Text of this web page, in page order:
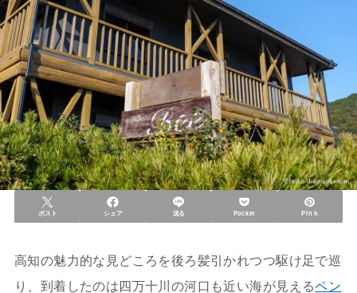
ポスト シェア 送る Pocket Pin it
高知の魅力的な見どころを後ろ髪引かれつつ駆け足で巡
り、到着したのは四万十川の河口も近い海が見えるペン